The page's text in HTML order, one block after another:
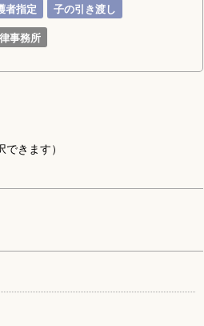
者指定
子の引き渡し
事務所
きます）